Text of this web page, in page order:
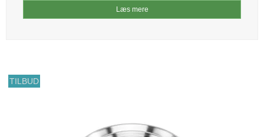
Læs mere
TILBUD